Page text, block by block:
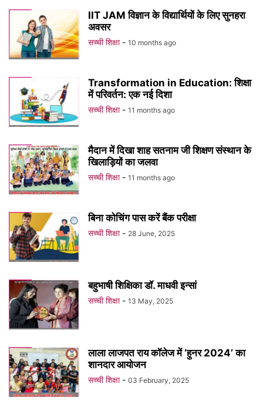
IIT JAM विज्ञान के विद्यार्थियों के लिए सुनहरा
अवसर
सच्ची शिक्षा - 10 months ago
Transformation in Education: शिक्षा
में परिवर्तन: एक नई दिशा
सच्ची शिक्षा - 11 months ago
मैदान में दिखा शाह सतनाम जी शिक्षण संस्थान के
खिलाड़ियों का जलवा
सच्ची शिक्षा - 11 months ago
बिना कोचिंग पास करें बैंक परीक्षा
सच्ची शिक्षा - 28 June, 2025
बहुभाषी शिक्षिका डॉ. माधवी इन्सां
सच्ची शिक्षा - 13 May, 2025
लाला लाजपत राय कॉलेज में ‘हुनर 2024’ का
शानदार आयोजन
सच्ची शिक्षा - 03 February, 2025